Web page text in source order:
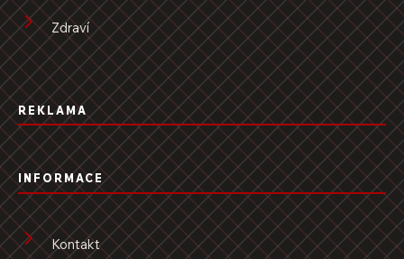
Zdraví
REKLAMA
INFORMACE
Kontakt